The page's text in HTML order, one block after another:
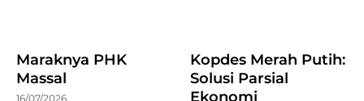
Maraknya PHK
Massal
16/07/2026
Kopdes Merah Putih:
Solusi Parsial
Ekonomi